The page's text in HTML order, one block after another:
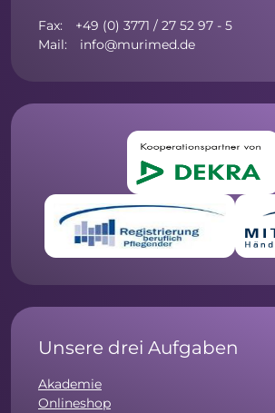
Fax: +49 (0) 3771 / 27 52 97 - 5
Mail: info@murimed.de
Unsere drei Aufgaben
Akademie
Onlineshop